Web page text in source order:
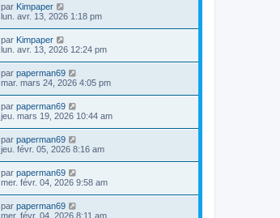
par Kimpaper
lun. avr. 13, 2026 1:18 pm
par Kimpaper
lun. avr. 13, 2026 12:24 pm
par paperman69
mar. mars 24, 2026 4:05 pm
par paperman69
jeu. mars 19, 2026 10:44 am
par paperman69
jeu. févr. 05, 2026 8:16 am
par paperman69
mer. févr. 04, 2026 9:58 am
par paperman69
mer. févr. 04, 2026 8:11 am